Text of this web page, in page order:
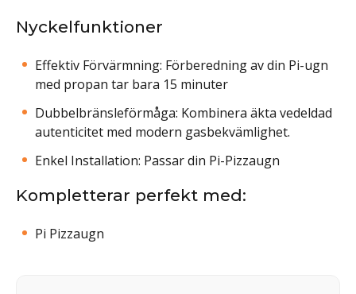
Nyckelfunktioner
Effektiv Förvärmning: Förberedning av din Pi-ugn
med propan tar bara 15 minuter
Dubbelbränsleförmåga: Kombinera äkta vedeldad
autenticitet med modern gasbekvämlighet.
Enkel Installation: Passar din Pi-Pizzaugn
Kompletterar perfekt med:
Pi Pizzaugn